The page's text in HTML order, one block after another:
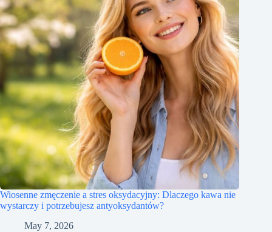
Wiosenne zmęczenie a stres oksydacyjny: Dlaczego kawa nie
wystarczy i potrzebujesz antyoksydantów?
May 7, 2026